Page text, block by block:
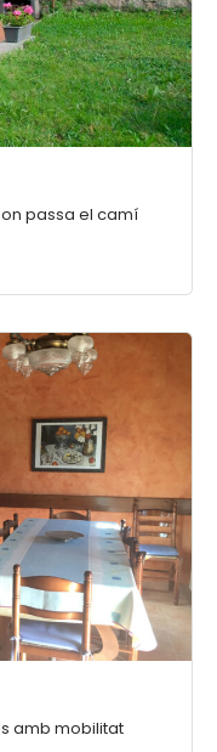
passa el camí
amb mobilitat